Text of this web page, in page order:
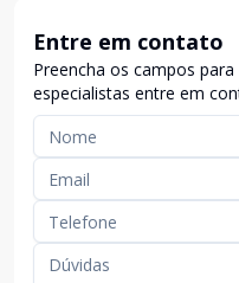
Entre em contato
Preencha os campos
especialistas entre em